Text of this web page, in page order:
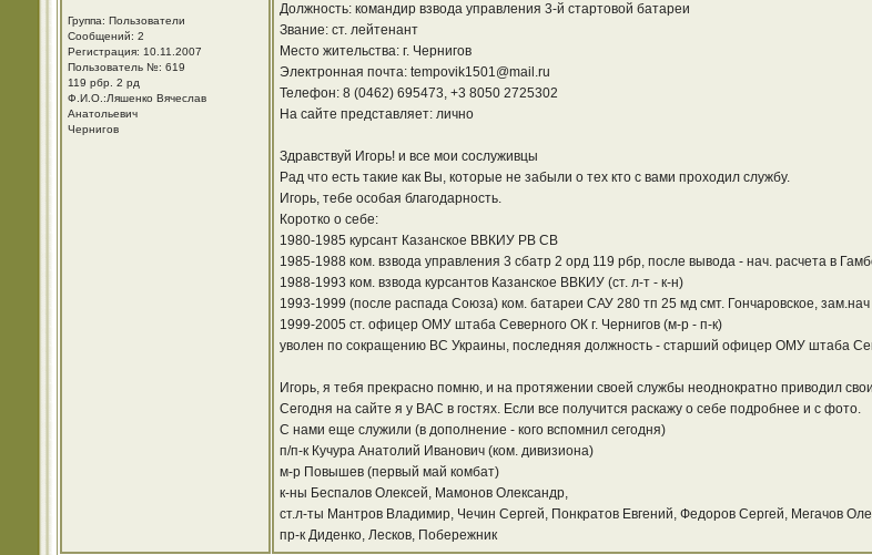
Группа: Пользователи
Сообщений: 2
Регистрация: 10.11.2007
Пользователь №: 619
119 рбр. 2 рд
Ф.И.О.:Ляшенко Вячеслав
Анатольевич
Чернигов
Должность: командир взвода управления 3-й стартовой батареи
Звание: ст. лейтенант
Место жительства: г. Чернигов
Электронная почта: tempovik1501@mail.ru
Телефон: 8 (0462) 695473, +3 8050 2725302
На сайте представляет: лично
Здравствуй Игорь! и все мои сослуживцы
Рад что есть такие как Вы, которые не забыли о тех кто с вами проходил службу.
Игорь, тебе особая благодарность.
Коротко о себе:
1980-1985 курсант Казанское ВВКИУ РВ СВ
1985-1988 ком. взвода управления 3 сбатр 2 орд 119 рбр, после вывода - нач. расчета в
1988-1993 ком. взвода курсантов Казанское ВВКИУ (ст. л-т - к-н)
1993-1999 (после распада Союза) ком. батареи САУ 280 тп 25 мд смт. Гончаровское,
1999-2005 ст. офицер ОМУ штаба Северного ОК г. Чернигов (м-р - п-к)
уволен по сокращению ВС Украины, последняя должность - старший офицер ОМУ штаба
Игорь, я тебя прекрасно помню, и на протяжении своей службы неоднократно приводил
Сегодня на сайте я у ВАС в гостях. Если все получится раскажу о себе подробнее и с фото.
С нами еще служили (в дополнение - кого вспомнил сегодня)
п/п-к Кучура Анатолий Иванович (ком. дивизиона)
м-р Повышев (первый май комбат)
к-ны Беспалов Олексей, Мамонов Олександр,
ст.л-ты Мантров Владимир, Чечин Сергей, Понкратов Евгений, Федоров Сергей, Мегачов
пр-к Диденко, Лесков, Побережник